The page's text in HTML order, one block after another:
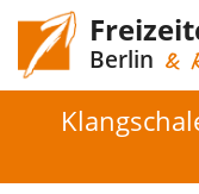
Berlin &